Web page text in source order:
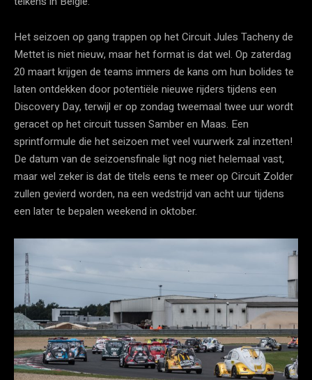
Het seizoen op gang trappen op het Circuit Jules Tacheny de
Mettet is niet nieuw, maar het format is dat wel. Op zaterdag
20 maart krijgen de teams immers de kans om hun bolides te
laten ontdekken door potentiële nieuwe rijders tijdens een
Discovery Day, terwijl er op zondag tweemaal twee uur wordt
geracet op het circuit tussen Samber en Maas. Een
sprintformule die het seizoen met veel vuurwerk zal inzetten!
De datum van de seizoensfinale ligt nog niet helemaal vast,
maar wel zeker is dat de titels eens te meer op Circuit Zolder
zullen gevierd worden, na een wedstrijd van acht uur tijdens
een later te bepalen weekend in oktober.